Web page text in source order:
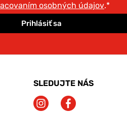
osobných údajov.*
Prihlásiť sa
SLEDUJTE NÁS